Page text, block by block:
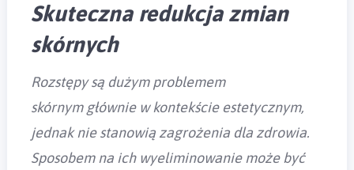
Skuteczna redukcja zmian
skórnych
Rozstępy są dużym problemem
skórnym głównie w kontekście estetycznym,
jednak nie stanowią zagrożenia dla zdrowia.
Sposobem na ich wyeliminowanie może być